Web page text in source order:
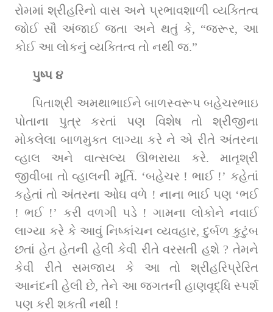
રોમમાં શ્રીહરિનો વાસ અને પ્રભાવશાળી વ્યક્તિત્વ
જોઈ સૌ અંજાઈ જતા અને થતું કે, “જરૂર, આ
કોઈ આ લોકનું વ્યક્તિત્વ તો નથી જ.”
પુષ્પ ૪
પિતાશ્રી અમથાભાઈને બાળસ્વરૂપ બહેચરભાઇ
પોતાના પુત્ર કરતાં પણ વિશેષ તો શ્રીજીના
મોકલેલા બાળમુક્ત લાગ્યા કરે ને એ રીતે અંતરના
વ્હાલ અને વાત્સલ્ય ઊભરાયા કરે. માતૃશ્રી
જીવીબા તો વ્હાલની મૂર્તિ. ‘બહેચર ! ભાઈ !’ કહેતાં
કહેતાં તો અંતરના ઓઘ વળે ! નાના ભાઈ પણ ‘ભઈ
! ભઈ !’ કરી વળગી પડે ! ગામના લોકોને નવાઈ
લાગ્યા કરે કે આવું નિષ્કાંચન વ્યવહાર, દુર્બળ કુટુંબ
છતાં હેત હેતની હેલી કેવી રીતે વરસતી હશે ? તેમને
કેવી રીતે સમજાય કે આ તો શ્રીહરિપ્રેરિત
આનંદની હેલી છે, તેને આ જગતની હાણવૃદ્ધિ સ્પર્શ
પણ કરી શકતી નથી !